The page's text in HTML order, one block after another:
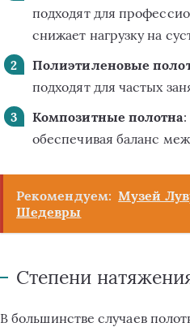
подходят для
снижает нагрузку на
Полиэтиленовые
подходят для частых
Композитные полотна
обеспечивая баланс
Рекомендуем: Музей
Шедевры
Степени
В большинстве случаев